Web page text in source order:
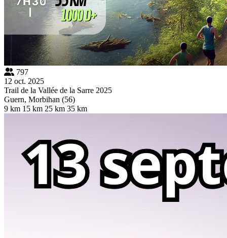
797
12 oct. 2025
Trail de la Vallée de la Sarre 2025
Guern, Morbihan (56)
9 km 15 km 25 km 35 km